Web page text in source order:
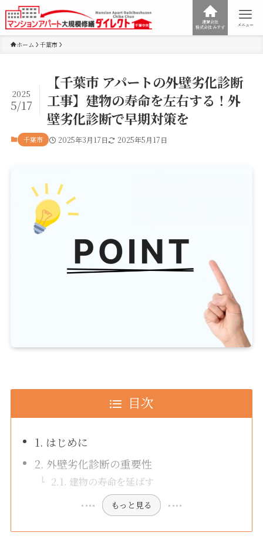
運営会社
株式会社みすず
メニュー
ホーム 千葉市
【千葉市 アパートの外壁劣化診断
工事】建物の寿命を左右する！外
壁劣化診断で早期対策を
2025
5/17
千葉市 2025年3月17日 2025年5月17日
目次
1. はじめに
2. 外壁劣化診断の重要性
2.1. 建物の寿命を延ばす
もっと見る